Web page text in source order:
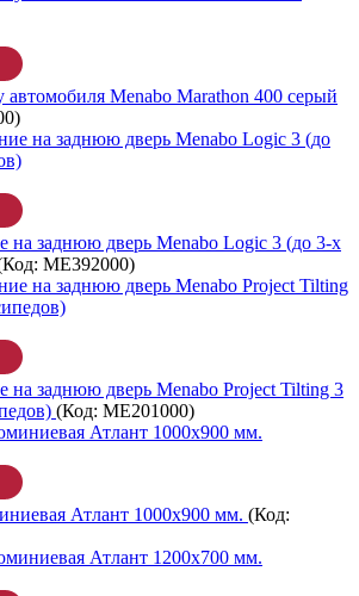
Menabo Marathon 400 серый
)
на заднюю дверь Menabo Logic 3 (до 3-х
ME392000)
на заднюю дверь Menabo Project Tilting 3
(Код: ME201000)
Атлант 1000х900 мм. (Код: